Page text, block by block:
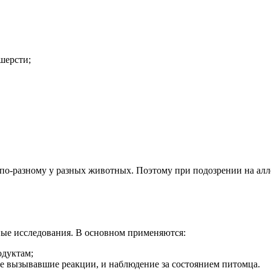
разному у разных животных. Поэтому при подозрении на
исследования. В основном применяются:
реакции, и наблюдение за состоянием питомца.